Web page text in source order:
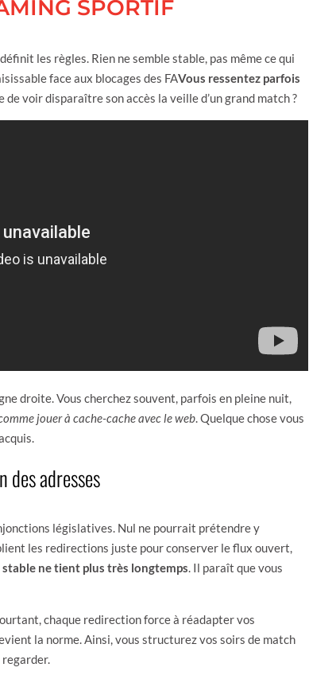
SPORTIF
les règles. Rien ne semble stable, pas même ce qui
face aux blocages des FAVous ressentez parfois
de voir disparaître son accès la veille d’un grand match ?
droite. Vous cherchez souvent, parfois en pleine nuit,
jouer à cache-cache avec le web. Quelque chose vous
des adresses
législatives. Nul ne pourrait prétendre y
les redirections juste pour conserver le flux ouvert,
stable ne tient plus très longtemps. Il paraît que vous
chaque redirection force à réadapter vos
la norme. Ainsi, vous structurez vos soirs de match